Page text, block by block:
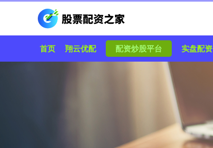
首页 翔云优配 配资炒股平台 实盘配资